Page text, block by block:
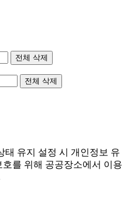
전체 삭제
전체 삭제
태 유지 설정 시 개인정보 유
를 위해 공공장소에서 이용